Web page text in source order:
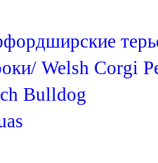
Welsh Corgi
Bulldog